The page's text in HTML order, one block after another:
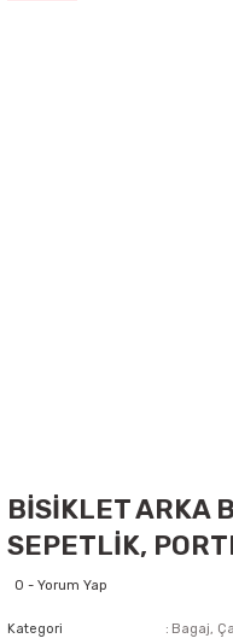
BİSİKLET ARKA
SEPETLİK,
0 - Yorum Yap
Kategori
Bagaj,